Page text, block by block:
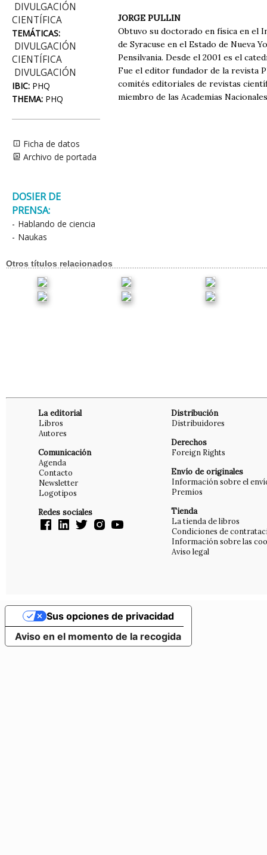
DIVULGACIÓN
CIENTÍFICA
TEMÁTICAS:
DIVULGACIÓN
CIENTÍFICA
DIVULGACIÓN
IBIC: PHQ
THEMA: PHQ
Ficha de datos
Archivo de portada
DOSIER DE
PRENSA:
- Hablando de ciencia
- Naukas
JORGE PULLIN
Obtuvo su doctorado en física en el
de Syracuse en el Estado de Nueva
Pensilvania. Desde el 2001 es el
Fue el editor fundador de la revista
comités editoriales de revistas
miembro de las Academias
Otros títulos relacionados
La editorial
Libros
Autores
Comunicación
Agenda
Contacto
Newsletter
Logotipos
Redes sociales
Distribución
Distribuidores
Derechos
Foreign Rights
Envío de originales
Información sobre el
Premios
Tienda
La tienda de libros
Condiciones de
Información sobre las
Aviso legal
Aviso en el momento de la recogida
Sus opciones de privacidad